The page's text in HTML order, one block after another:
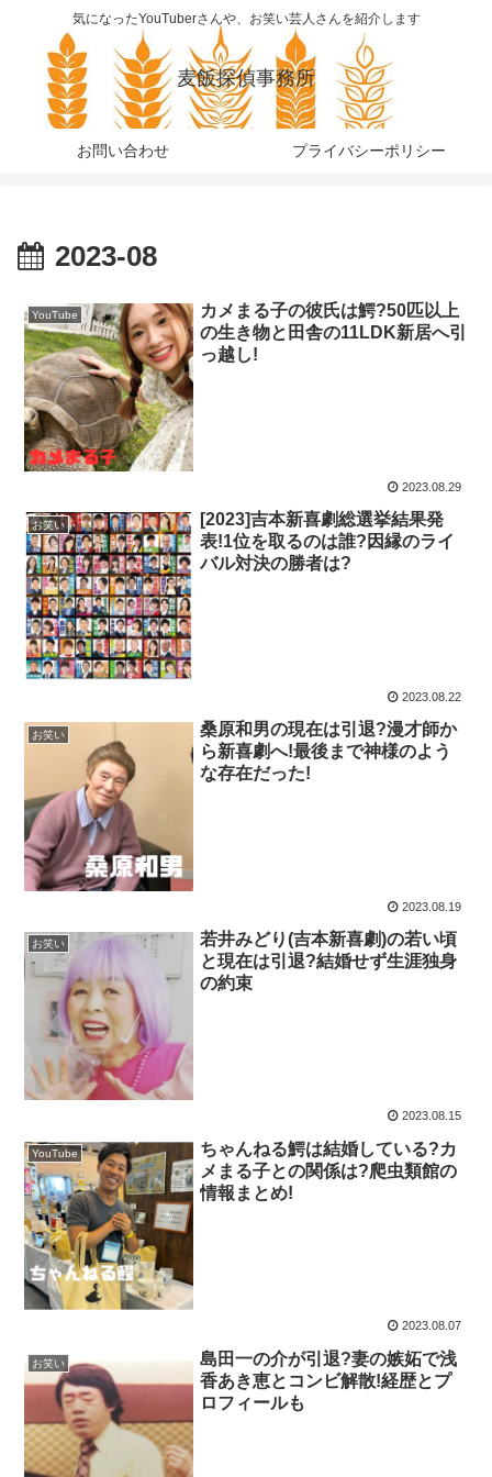
気になったYouTuberさんや、お笑い芸人さんを紹介します
麦飯探偵事務所
お問い合わせ プライバシーポリシー
2023-08
YouTube
カメまる子の彼氏は鰐?50匹以上
の生き物と田舎の11LDK新居へ引
っ越し!
2023.08.29
お笑い
[2023]吉本新喜劇総選挙結果発
表!1位を取るのは誰?因縁のライ
バル対決の勝者は?
2023.08.22
お笑い
桑原和男の現在は引退?漫才師か
ら新喜劇へ!最後まで神様のよう
な存在だった!
2023.08.19
お笑い
若井みどり(吉本新喜劇)の若い頃
と現在は引退?結婚せず生涯独身
の約束
2023.08.15
YouTube
ちゃんねる鰐は結婚している?カ
メまる子との関係は?爬虫類館の
情報まとめ!
2023.08.07
お笑い
島田一の介が引退?妻の嫉妬で浅
香あき恵とコンビ解散!経歴とプ
ロフィールも